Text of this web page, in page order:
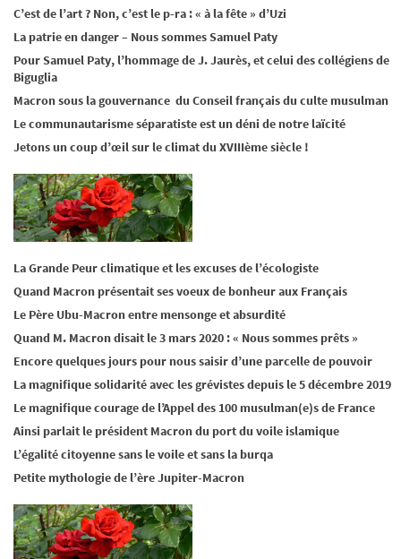
C’est de l’art ? Non, c’est le p-ra : « à la fête » d’Uzi
La patrie en danger – Nous sommes Samuel Paty
Pour Samuel Paty, l’hommage de J. Jaurès, et celui des collégiens de
Biguglia
Macron sous la gouvernance du Conseil français du culte musulman
Le communautarisme séparatiste est un déni de notre laïcité
Jetons un coup d’œil sur le climat du XVIIIème siècle !
La Grande Peur climatique et les excuses de l’écologiste
Quand Macron présentait ses voeux de bonheur aux Français
Le Père Ubu-Macron entre mensonge et absurdité
Quand M. Macron disait le 3 mars 2020 : « Nous sommes prêts »
Encore quelques jours pour nous saisir d’une parcelle de pouvoir
La magnifique solidarité avec les grévistes depuis le 5 décembre 2019
Le magnifique courage de l’Appel des 100 musulman(e)s de France
Ainsi parlait le président Macron du port du voile islamique
L’égalité citoyenne sans le voile et sans la burqa
Petite mythologie de l’ère Jupiter-Macron